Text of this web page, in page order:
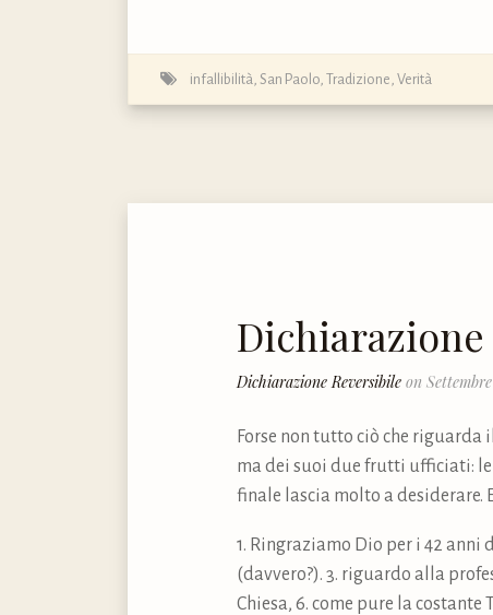
infallibilità San Paolo Tradizione Verità
Dichiarazione Reversibile on
Forse non tutto ciò che
ma dei suoi due frutti ufficiati: le
finale lascia molto a
1. Ringraziamo Dio per i 42
(davvero?). 3. riguardo alla
Chiesa, 6. come pure la